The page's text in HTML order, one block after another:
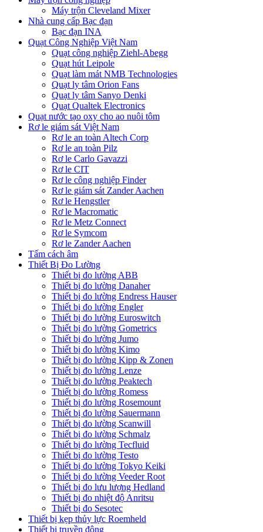
Máy trộn Cleveland Mixer
Nhà cung cấp Bạc đạn
Bạc đạn INA
Quạt Công Nghiệp Việt Nam
Quạt công nghiệp Ziehl-Abegg
Quạt hút Leipole
Quạt làm mát NMB Technologies
Quạt ly tâm Orion Fans
Quạt ly tâm Sanyo Denki
Quạt Qualtek Electronics
Quạt nước tạo oxy cho ao nuôi tôm
Rơ le giám sát Việt Nam
Rơ le an toàn Altech Corp
Rơ le an toàn Pilz
Rơ le Carlo Gavazzi
Rơ le CIT
Rơ le công nghiệp Finder
Rơ le giám sát Zander Aachen
Rơ le Hengstler
Rơ le Macromatic
Rơ le Metz Connect
Rơ le Symcom
Rơ le Zander Aachen
Tấm cách âm
Thiết Bị Đo Lường
Thiết bị đo lường ABB
Thiết bị đo lường Danaher
Thiết bị đo lường Endress Hauser
Thiết bị đo lường Engler
Thiết bị đo lường Euroswitch
Thiết bị đo lường Gometrics
Thiết bị đo lường Jumo
Thiết bị đo lường Kimo
Thiết bị đo lường Kipp & Zonen
Thiết bị đo lường Lenze
Thiết bị đo lường Peaktech
Thiết bị đo lường Romess
Thiết bị đo lường Rosemount
Thiết bị đo lường Sauermann
Thiết bị đo lường Scanwill
Thiết bị đo lường Schmalz
Thiết bị đo lường Tecfluid
Thiết bị đo lường Testo
Thiết bị đo lường Tokyo Keiki
Thiết bị đo lường Veeder Root
Thiết bị đo lưu lượng Hedland
Thiết bị đo nhiệt độ Anritsu
Thiết bị đo Sesotec
Thiết bị kẹp thủy lực Roemheld
Thiết bị truyền động